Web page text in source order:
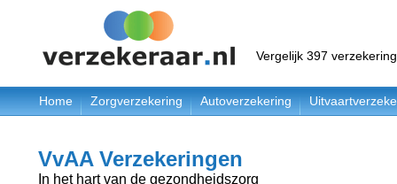
Vergelijk 397
Home Zorgverzekering Autoverzekering
VvAA Verzekeringen
In het hart van de gezondheidszorg